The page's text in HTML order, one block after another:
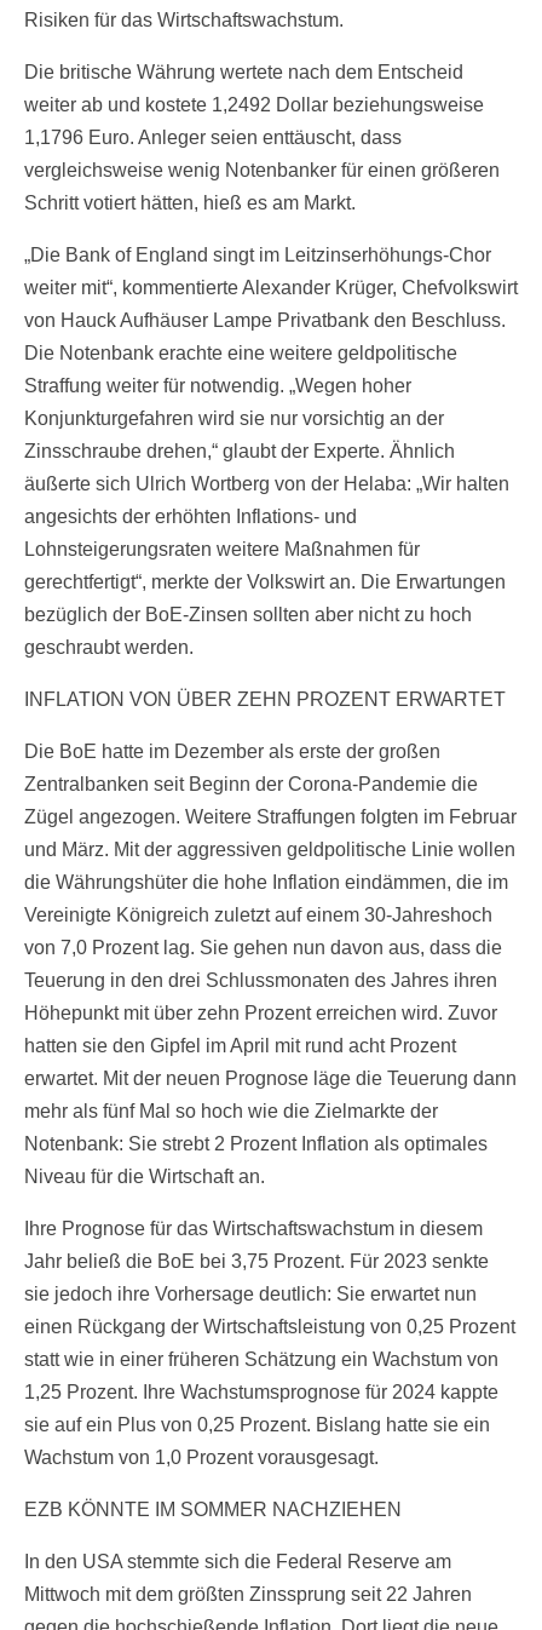
Risiken für das Wirtschaftswachstum.
Die britische Währung wertete nach dem Entscheid
weiter ab und kostete 1,2492 Dollar beziehungsweise
1,1796 Euro. Anleger seien enttäuscht, dass
vergleichsweise wenig Notenbanker für einen größeren
Schritt votiert hätten, hieß es am Markt.
„Die Bank of England singt im Leitzinserhöhungs-Chor
weiter mit“, kommentierte Alexander Krüger, Chefvolkswirt
von Hauck Aufhäuser Lampe Privatbank den Beschluss.
Die Notenbank erachte eine weitere geldpolitische
Straffung weiter für notwendig. „Wegen hoher
Konjunkturgefahren wird sie nur vorsichtig an der
Zinsschraube drehen,“ glaubt der Experte. Ähnlich
äußerte sich Ulrich Wortberg von der Helaba: „Wir halten
angesichts der erhöhten Inflations- und
Lohnsteigerungsraten weitere Maßnahmen für
gerechtfertigt“, merkte der Volkswirt an. Die Erwartungen
bezüglich der BoE-Zinsen sollten aber nicht zu hoch
geschraubt werden.
INFLATION VON ÜBER ZEHN PROZENT ERWARTET
Die BoE hatte im Dezember als erste der großen
Zentralbanken seit Beginn der Corona-Pandemie die
Zügel angezogen. Weitere Straffungen folgten im Februar
und März. Mit der aggressiven geldpolitische Linie wollen
die Währungshüter die hohe Inflation eindämmen, die im
Vereinigte Königreich zuletzt auf einem 30-Jahreshoch
von 7,0 Prozent lag. Sie gehen nun davon aus, dass die
Teuerung in den drei Schlussmonaten des Jahres ihren
Höhepunkt mit über zehn Prozent erreichen wird. Zuvor
hatten sie den Gipfel im April mit rund acht Prozent
erwartet. Mit der neuen Prognose läge die Teuerung dann
mehr als fünf Mal so hoch wie die Zielmarkte der
Notenbank: Sie strebt 2 Prozent Inflation als optimales
Niveau für die Wirtschaft an.
Ihre Prognose für das Wirtschaftswachstum in diesem
Jahr beließ die BoE bei 3,75 Prozent. Für 2023 senkte
sie jedoch ihre Vorhersage deutlich: Sie erwartet nun
einen Rückgang der Wirtschaftsleistung von 0,25 Prozent
statt wie in einer früheren Schätzung ein Wachstum von
1,25 Prozent. Ihre Wachstumsprognose für 2024 kappte
sie auf ein Plus von 0,25 Prozent. Bislang hatte sie ein
Wachstum von 1,0 Prozent vorausgesagt.
EZB KÖNNTE IM SOMMER NACHZIEHEN
In den USA stemmte sich die Federal Reserve am
Mittwoch mit dem größten Zinssprung seit 22 Jahren